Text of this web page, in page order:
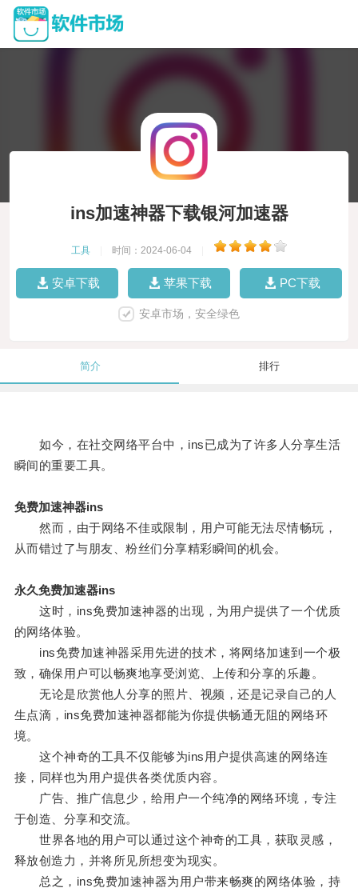
ins加速神器下载银河加速器
工具 时间：2024-06-04
安卓下载 苹果下载 PC下载
安卓市场，安全绿色
简介 排行
如今，在社交网络平台中，ins已成为了许多人分享生活
瞬间的重要工具。
免费加速神器ins
然而，由于网络不佳或限制，用户可能无法尽情畅玩，
从而错过了与朋友、粉丝们分享精彩瞬间的机会。
永久免费加速器ins
这时，ins免费加速神器的出现，为用户提供了一个优质
的网络体验。
ins免费加速神器采用先进的技术，将网络加速到一个极
致，确保用户可以畅爽地享受浏览、上传和分享的乐趣。
无论是欣赏他人分享的照片、视频，还是记录自己的人
生点滴，ins免费加速神器都能为你提供畅通无阻的网络环
境。
这个神奇的工具不仅能够为ins用户提供高速的网络连
接，同样也为用户提供各类优质内容。
广告、推广信息少，给用户一个纯净的网络环境，专注
于创造、分享和交流。
世界各地的用户可以通过这个神奇的工具，获取灵感，
释放创造力，并将所见所想变为现实。
总之，ins免费加速神器为用户带来畅爽的网络体验，持